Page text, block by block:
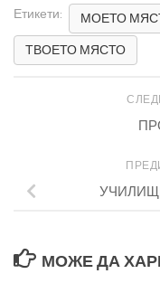
Етикети: МОЕТО
ТВОЕТО МЯСТО
МОЖЕ ДА